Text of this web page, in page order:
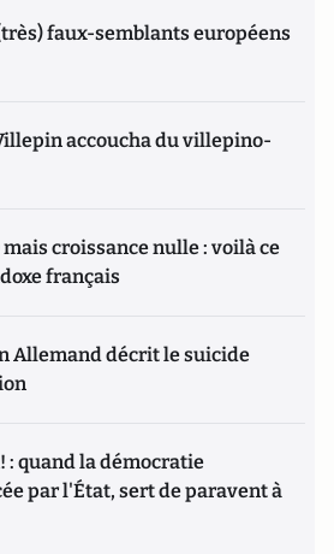
faux-semblants européens
accoucha du villepino-
mais croissance nulle : voilà ce
français
Allemand décrit le suicide
: quand la démocratie
par l'État, sert de paravent à